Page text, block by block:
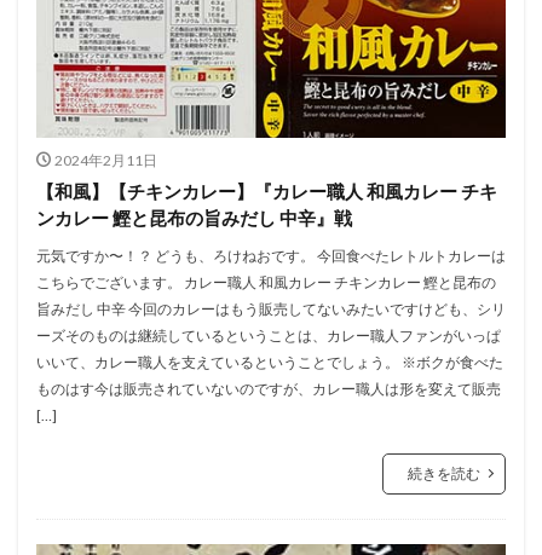
2024年2月11日
【和風】【チキンカレー】『カレー職人 和風カレー チキ
ンカレー 鰹と昆布の旨みだし 中辛』戦
元気ですか〜！？ どうも、ろけねおです。 今回食べたレトルトカレーは
こちらでございます。 カレー職人 和風カレー チキンカレー 鰹と昆布の
旨みだし 中辛 今回のカレーはもう販売してないみたいですけども、シリ
ーズそのものは継続しているということは、カレー職人ファンがいっぱ
いいて、カレー職人を支えているということでしょう。 ※ボクが食べた
ものはす今は販売されていないのですが、カレー職人は形を変えて販売
[…]
続きを読む